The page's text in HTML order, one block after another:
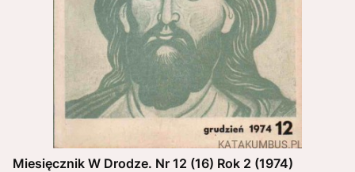
Miesięcznik W Drodze. Nr 12 (16) Rok 2 (1974)